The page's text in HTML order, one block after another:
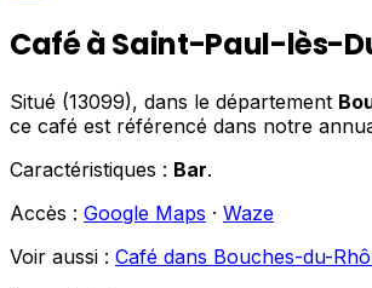
Café à Saint-Paul-lès-
Situé (13099), dans le département
ce café est référencé dans notre
Caractéristiques : Bar.
Accès : Google Maps · Waze
Voir aussi : Café dans Bouches-du-